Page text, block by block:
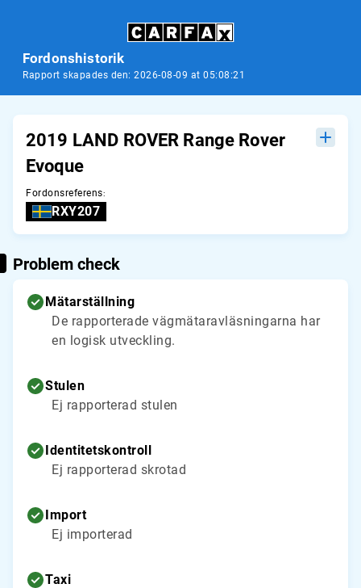
Fordonshistorik
Rapport skapades den: 2026-08-09 at 05:08:21
2019 LAND ROVER Range Rover
Evoque
Fordonsreferens:
RXY207
Problem check
Mätarställning
De rapporterade vägmätaravläsningarna har
en logisk utveckling.
Stulen
Ej rapporterad stulen
Identitetskontroll
Ej rapporterad skrotad
Import
Ej importerad
Taxi